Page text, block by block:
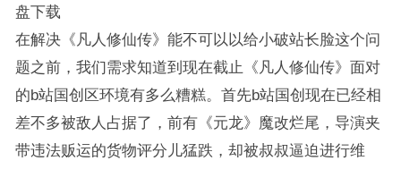
盘下载
在解决《凡人修仙传》能不可以以给小破站长脸这个问
题之前，我们需求知道到现在截止《凡人修仙传》面对
的b站国创区环境有多么糟糕。首先b站国创现在已经相
差不多被敌人占据了，前有《元龙》魔改烂尾，导演夹
带违法贩运的货物评分儿猛跌，却被叔叔逼迫进行维